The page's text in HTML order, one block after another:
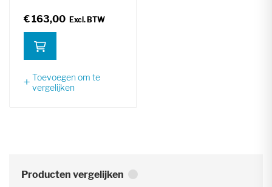
€ 163,00
Toevoegen om te
vergelijken
Producten vergelijken